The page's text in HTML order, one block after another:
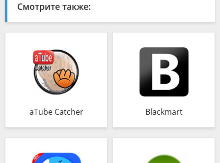
Смотрите также:
aTube Catcher Blackmart